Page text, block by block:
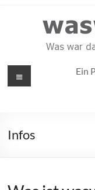
Lokalgeschichte
Ein
Menü
Infos